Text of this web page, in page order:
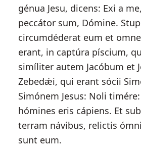
génua Jesu, dicens: Exi a
peccátor sum, Dómine.
circumdéderat eum et
erant, in captúra píscium,
simíliter autem Jacóbum et
Zebedǽi, qui erant sócii
Simónem Jesus: Noli
hómines eris cápiens. Et
terram návibus, relictis
sunt eum.